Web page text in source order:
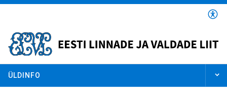
Liigu
juurde
ÜLDINFO